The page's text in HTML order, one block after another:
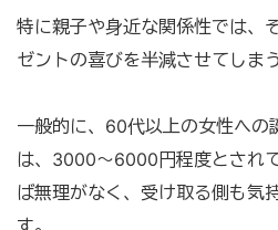
特に親子や身近な関係性では、
ゼントの喜びを半減させてしま
一般的に、60代以上の女性への
は、3000〜6000円程度とされ
ば無理がなく、受け取る側も気
す。